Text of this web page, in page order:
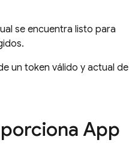
se encuentra listo para
un token válido y actual de
App